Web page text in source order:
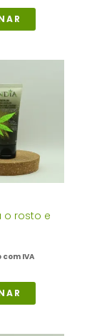
o rosto e
com IVA